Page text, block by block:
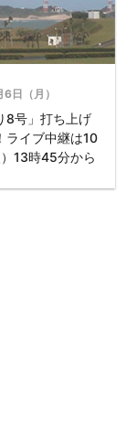
日（月）
8号」打ち上げ
ライブ中継は10
13時45分から